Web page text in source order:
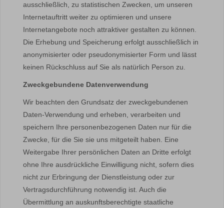
ausschließlich, zu statistischen Zwecken, um unseren
Internetauftritt weiter zu optimieren und unsere
Internetangebote noch attraktiver gestalten zu können.
Die Erhebung und Speicherung erfolgt ausschließlich in
anonymisierter oder pseudonymisierter Form und lässt
keinen Rückschluss auf Sie als natürlich Person zu.
Zweckgebundene Datenverwendung
Wir beachten den Grundsatz der zweckgebundenen
Daten-Verwendung und erheben, verarbeiten und
speichern Ihre personenbezogenen Daten nur für die
Zwecke, für die Sie sie uns mitgeteilt haben. Eine
Weitergabe Ihrer persönlichen Daten an Dritte erfolgt
ohne Ihre ausdrückliche Einwilligung nicht, sofern dies
nicht zur Erbringung der Dienstleistung oder zur
Vertragsdurchführung notwendig ist. Auch die
Übermittlung an auskunftsberechtigte staatliche